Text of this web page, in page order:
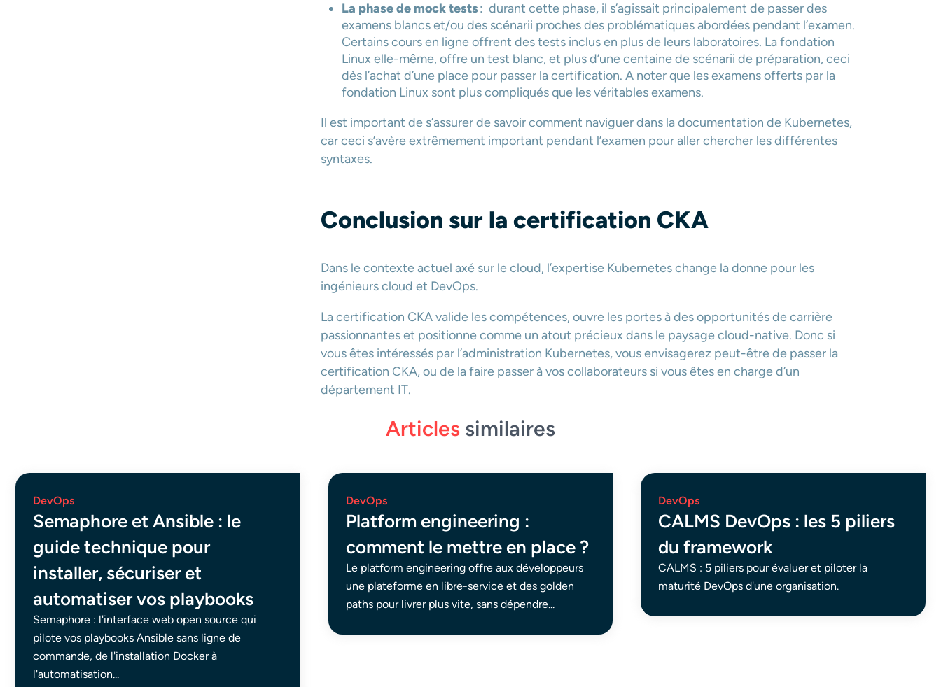
La phase de mock tests: durant cette phase, il s’agissait principalement de passer des
examens blancs et/ou des scénarii proches des problématiques abordées pendant l’examen.
Certains cours en ligne offrent des tests inclus en plus de leurs laboratoires. La fondation
Linux elle-même, offre un test blanc, et plus d’une centaine de scénarii de préparation, ceci
dès l’achat d’une place pour passer la certification. A noter que les examens offerts par la
fondation Linux sont plus compliqués que les véritables examens.
Il est important de s’assurer de savoir comment naviguer dans la documentation de Kubernetes,
car ceci s’avère extrêmement important pendant l’examen pour aller chercher les différentes
syntaxes.
Conclusion sur la certification CKA
Dans le contexte actuel axé sur le cloud, l’expertise Kubernetes change la donne pour les
ingénieurs cloud et DevOps.
La certification CKA valide les compétences, ouvre les portes à des opportunités de carrière
passionnantes et positionne comme un atout précieux dans le paysage cloud-native. Donc si
vous êtes intéressés par l’administration Kubernetes, vous envisagerez peut-être de passer la
certification CKA, ou de la faire passer à vos collaborateurs si vous êtes en charge d’un
département IT.
Articles similaires
DevOps
Semaphore et Ansible : le
guide technique pour
installer, sécuriser et
automatiser vos playbooks
Semaphore : l'interface web open source qui
pilote vos playbooks Ansible sans ligne de
commande, de l'installation Docker à
l'automatisation...
DevOps
Platform engineering :
comment le mettre en place ?
Le platform engineering offre aux développeurs
une plateforme en libre-service et des golden
paths pour livrer plus vite, sans dépendre...
DevOps
CALMS DevOps : les 5 piliers
du framework
CALMS : 5 piliers pour évaluer et piloter la
maturité DevOps d'une organisation.